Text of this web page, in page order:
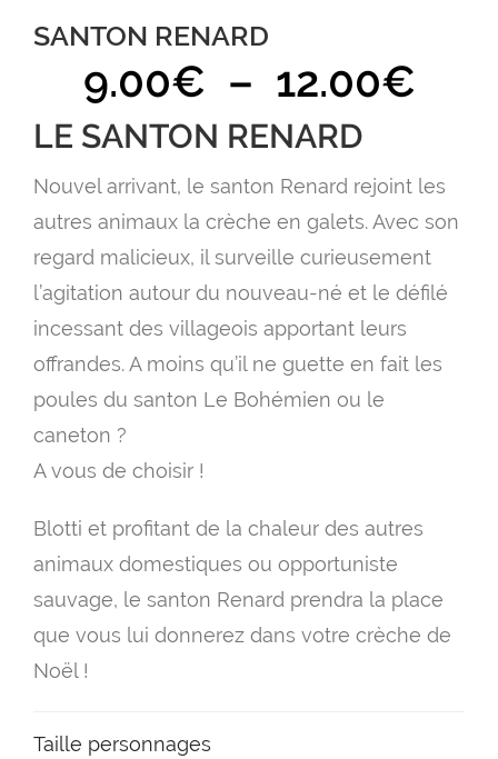
SANTON RENARD
9.00€ – 12.00€
prix
à
LE SANTON RENARD
Nouvel arrivant, le santon Renard rejoint les
autres animaux la crèche en galets. Avec son
regard malicieux, il surveille curieusement
l’agitation autour du nouveau-né et le défilé
incessant des villageois apportant leurs
offrandes. A moins qu’il ne guette en fait les
poules du santon Le Bohémien ou le
caneton ?
A vous de choisir !
Blotti et profitant de la chaleur des autres
animaux domestiques ou opportuniste
sauvage, le santon Renard prendra la place
que vous lui donnerez dans votre crèche de
Noël !
Taille personnages